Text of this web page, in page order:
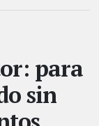
para
sin